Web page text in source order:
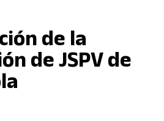
de la
de JSPV de